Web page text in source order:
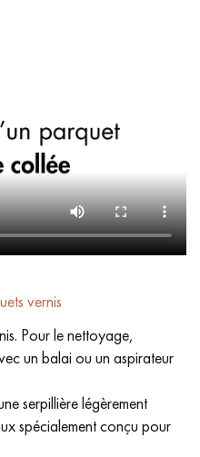
vernis
Pour le nettoyage,
un balai ou un aspirateur
serpillière légèrement
spécialement conçu pour